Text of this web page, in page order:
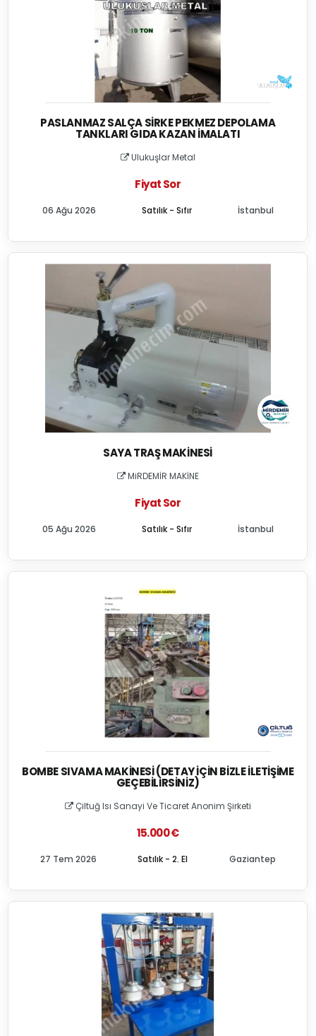
PASLANMAZ SALÇA SIRKE PEKMEZ DEPOLAMA
TANKLARI GIDA KAZAN İMALATI
Ulukuşlar Metal
Fiyat Sor
Satılık - Sıfır
06 Ağu 2026 İstanbul
SAYA TRAŞ MAKINESI
MiRDEMİR MAKİNE
Fiyat Sor
Satılık - Sıfır
05 Ağu 2026 İstanbul
BOMBE SIVAMA MAKINESI (DETAY İÇIN BIZLE İLETIŞIME
GEÇEBILIRSINIZ)
Çiltuğ Isı Sanayi Ve Ticaret Anonim Şirketi
15.000 €
Satılık - 2. El
27 Tem 2026 Gaziantep